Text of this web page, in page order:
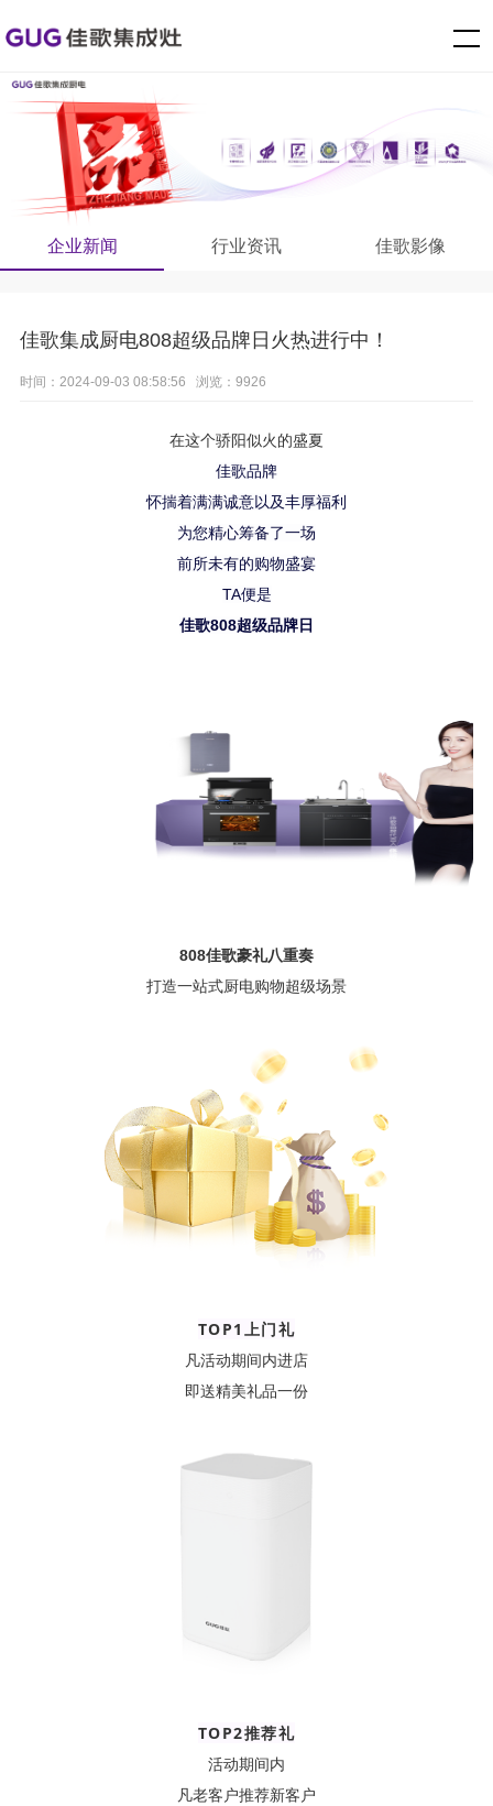
企业新闻 行业资讯 佳歌影像
佳歌集成厨电808超级品牌日火热进行中！
时间：2024-09-03 08:58:56 浏览：9926
在这个骄阳似火的盛夏
佳歌品牌
怀揣着满满诚意以及丰厚福利
为您精心筹备了一场
前所未有的购物盛宴
TA便是
佳歌808超级品牌日
808佳歌豪礼八重奏
打造一站式厨电购物超级场景
TOP1上门礼
凡活动期间内进店
即送精美礼品一份
TOP2推荐礼
活动期间内
凡老客户推荐新客户